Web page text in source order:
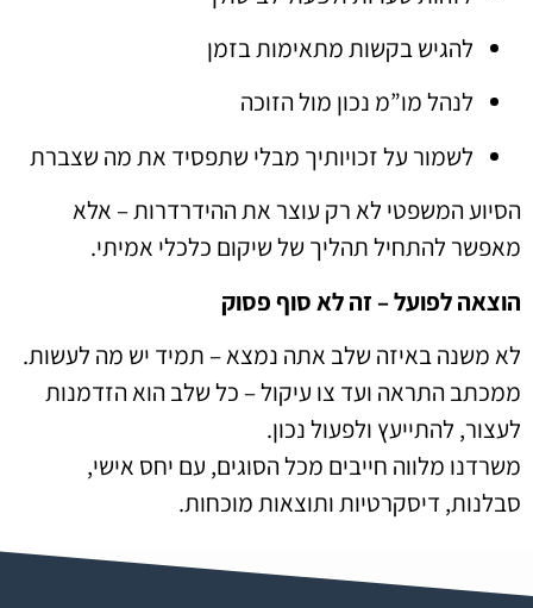
להגיש בקשות מתאימות בזמן
לנהל מו”מ נכון מול הזוכה
לשמור על זכויותיך מבלי שתפסיד את מה שצברת
הסיוע המשפטי לא רק עוצר את ההידרדרות – אלא
מאפשר להתחיל תהליך של שיקום כלכלי אמיתי.
הוצאה לפועל – זה לא סוף פסוק
לא משנה באיזה שלב אתה נמצא – תמיד יש מה לעשות.
ממכתב התראה ועד צו עיקול – כל שלב הוא הזדמנות
לעצור, להתייעץ ולפעול נכון.
משרדנו מלווה חייבים מכל הסוגים, עם יחס אישי,
סבלנות, דיסקרטיות ותוצאות מוכחות.